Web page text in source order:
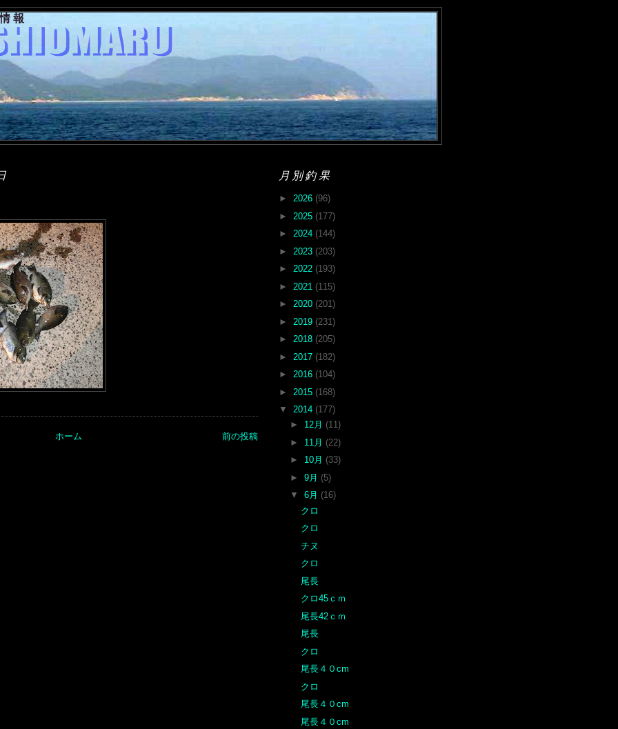
報
前の投稿
ホーム
月別釣果
► 2026 (96)
► 2025 (177)
► 2024 (144)
► 2023 (203)
► 2022 (193)
► 2021 (115)
► 2020 (201)
► 2019 (231)
► 2018 (205)
► 2017 (182)
► 2016 (104)
► 2015 (168)
▼ 2014 (177)
► 12月 (11)
► 11月 (22)
► 10月 (33)
► 9月 (5)
▼ 6月 (16)
クロ
クロ
チヌ
クロ
尾長
クロ45ｃｍ
尾長42ｃｍ
尾長
クロ
尾長４０cm
クロ
尾長４０cm
尾長４０cm